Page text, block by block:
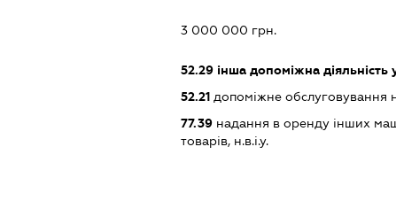
3 000 000 грн.
52.29інша допоміжна діяльність
52.21допоміжне обслуговування
77.39надання в оренду інших
товарів, н.в.і.у.